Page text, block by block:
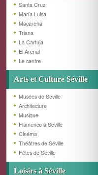
Santa Cruz
María Luisa
Macarena
Triana
La Cartuja
El Arenal
Le centre
Arts et Culture Séville
Musées de Séville
Architecture
Musique
Flamenco à Séville
Cinéma
Théâtres de Séville
Fêtes de Séville
Loisirs à Séville